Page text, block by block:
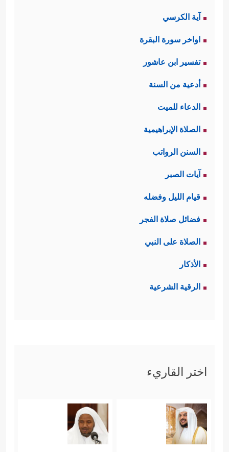
آية الكرسي
اواخر سورة البقرة
تفسير ابن عاشور
أدعية من السنة
الدعاء للميت
الصلاة الإبراهيمية
السنن الرواتب
آيات الصبر
قيام الليل وفضله
فضائل صلاة الفجر
الصلاة على النبي
الأذكار
الرقية الشرعية
اختر القاريء